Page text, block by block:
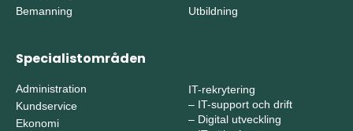
Bemanning
Utbildning
Specialistområden
Administration
Kundservice
Ekonomi
IT-rekrytering
– IT-support och drift
– Digital utveckling